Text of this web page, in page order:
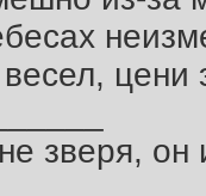
цени
зверя, он